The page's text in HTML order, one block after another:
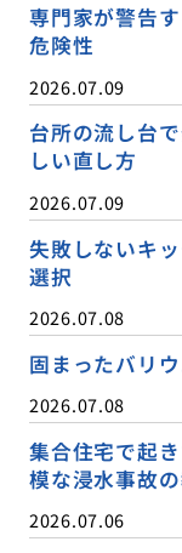
専門家が警告
危険性
2026.07.09
台所の流し台
しい直し方
2026.07.09
失敗しないキ
選択
2026.07.08
固まったバリ
2026.07.08
集合住宅で起
模な浸水事故
2026.07.06